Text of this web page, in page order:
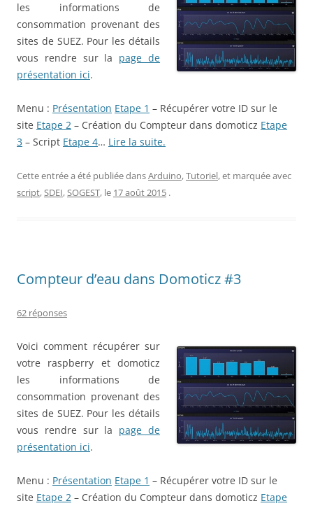
les informations de
consommation provenant des
sites de SUEZ. Pour les détails
vous rendre sur la page de
présentation ici.
Menu : Présentation Etape 1 – Récupérer votre ID sur le
site Etape 2 – Création du Compteur dans domoticz Etape
3 – Script Etape 4… Lire la suite.
Cette entrée a été publiée dansArduino,Tutoriel, et marquée avec
script,SDEI,SOGEST, le 17 août 2015 .
Compteur d’eau dans Domoticz #3
62 réponses
Voici comment récupérer sur
votre raspberry et domoticz
les informations de
consommation provenant des
sites de SUEZ. Pour les détails
vous rendre sur la page de
présentation ici.
Menu : Présentation Etape 1 – Récupérer votre ID sur le
site Etape 2 – Création du Compteur dans domoticz Etape